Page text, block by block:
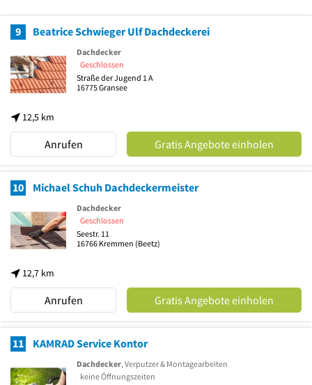
9 Beatrice Schwieger Ulf Dachdeckerei
12,5 km
Dachdecker
Geschlossen
Straße der Jugend 1 A
16775Gransee
Anrufen Gratis Angebote einholen
10 Michael Schuh Dachdeckermeister
12,7 km
Dachdecker
Geschlossen
Seestr. 11
16766 Kremmen (Beetz)
Anrufen Gratis Angebote einholen
11 KAMRAD Service Kontor
Dachdecker, Verputzer & Montagearbeiten
keine Öffnungszeiten